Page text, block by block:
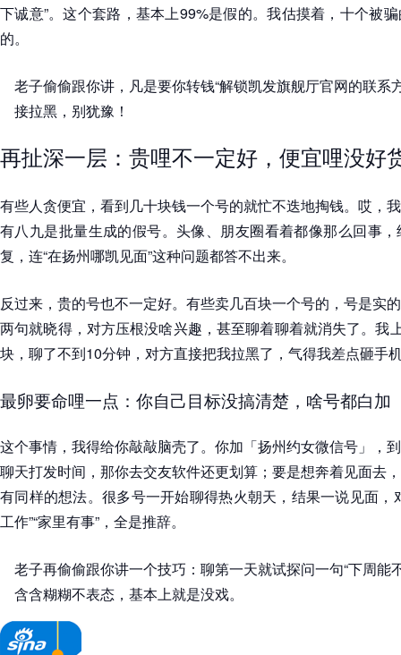
下诚意”。这个套路，基本上99%是假的。我估摸着，十个被
的。
老子偷偷跟你讲，凡是要你转钱“解锁凯发旗舰厅官网的联系
接拉黑，别犹豫！
再扯深一层：贵哩不一定好，便宜哩没好
有些人贪便宜，看到几十块钱一个号的就忙不迭地掏钱。哎，
有八九是批量生成的假号。头像、朋友圈看着都像那么回事
复，连“在扬州哪凯见面”这种问题都答不出来。
反过来，贵的号也不一定好。有些卖几百块一个号的，号是实
两句就晓得，对方压根没啥兴趣，甚至聊着聊着就消失了。我
块，聊了不到10分钟，对方直接把我拉黑了，气得我差点砸手
最卵要命哩一点：你自己目标没搞清楚，啥号都白加
这个事情，我得给你敲敲脑壳了。你加「扬州约女微信号」，
聊天打发时间，那你去交友软件还更划算；要是想奔着见面去
有同样的想法。很多号一开始聊得热火朝天，结果一说见面，
工作”“家里有事”，全是推辞。
老子再偷偷跟你讲一个技巧：聊第一天就试探问一句“下周能
含含糊糊不表态，基本上就是没戏。